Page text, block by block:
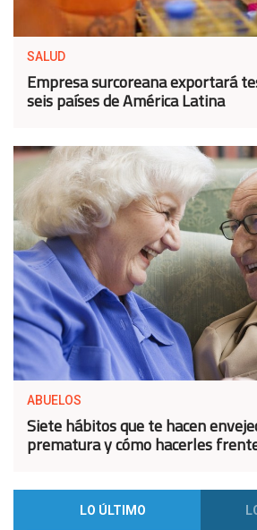
SALUD
Empresa surcoreana exportará
seis países de América Latina
ABUELOS
Siete hábitos que te hacen
prematura y cómo hacerles
LO ÚLTIMO